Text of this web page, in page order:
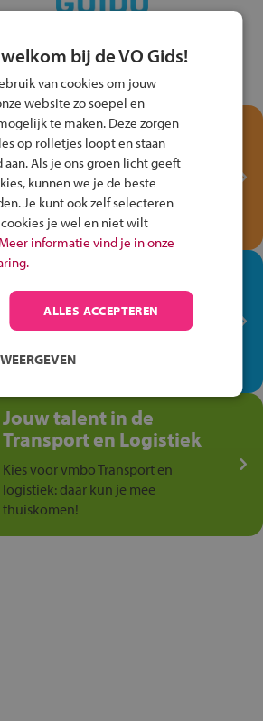
Test je kennis met het
Fiets Veilig
Verkeersspel!
Speel het Fiets Veilig Verkeersspel
en win een Cortina-fiets!
In de winkel ben je op je
plek!
Ontdek via het vmbo jouw talent
anders is!
Jouw talent in de
Transport en Logistiek
Kies voor vmbo Transport en
logistiek: daar kun je mee
thuiskomen!
bij de VO Gids!
van cookies om jouw
website zo soepel en
te maken. Deze zorgen
op rolletjes loopt en staan
Als je ons groen licht geeft
kunnen we je de beste
Je kunt ook zelf selecteren
je wel en niet wilt
Meer informatie vind je in onze
ALLES ACCEPTEREN